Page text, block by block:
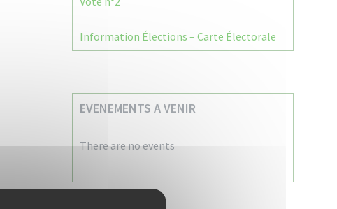
Information Élections – Carte Électorale
EVENEMENTS A VENIR
There are no events